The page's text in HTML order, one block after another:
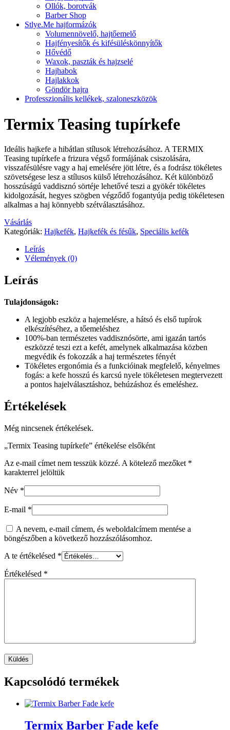
Ollók, borotvák
Barber Shop
Stlye.Me hajformázók
Volumennövelő, hajtőemelő
Hajfényesítők és kifésüléskönnyítők
Hővédő
Waxok, paszták és hajzselé
Hajhabok
Hajlakkok
Göndör hajra
Professzionális kellékek, szaloneszközök
Termix Teasing tupírkefe
Ideális hajkefe a hibátlan stílusok létrehozásához. A TERMIX
Teasing tupírkefe a frizura végső formájának csiszolására,
visszafésülésre vagy a haj emelésére jött létre, és a fodrász tökéletes
szövetségese lesz a stílusos külső létrehozásához. Két különböző
hosszúságú vaddisznó sörtéje lehetővé teszi a gyökér tökéletes
kidolgozását, hegyes szögben végződő fogantyúja pedig tökéletesen
alkalmas a haj könnyebb szétválasztásához.
Vásárlás
Kategóriák: Hajkefék, Hajkefék és fésűk, Speciális kefék
Leírás
Vélemények (0)
Leírás
Tulajdonságok:
A legjobb eszköz a hajemelésre, a hátsó és első tupírok
elkészítéséhez, a tőemeléshez
100%-ban természetes vaddisznósörte, ami igazán tartós
eszközzé teszi ezt a kefét, amelynek alkalmazása közben
megvédik és fokozzák a haj természetes fényét
Tökéletes ergonómia és a funkcióinak megfelelő, kényelmes
fogás: a kefe hosszú és karcsú nyele tökéletesen megtervezett
a pontos hajelválasztáshoz, behúzáshoz és emeléshez.
Értékelések
Még nincsenek értékelések.
„Termix Teasing tupírkefe” értékelése elsőként
Az e-mail címet nem tesszük közzé. A kötelező mezőket *
karakterrel jelöltük
Név *
E-mail *
A nevem, e-mail címem, és weboldalcímem mentése a
böngészőben a következő hozzászólásomhoz.
A te értékelésed *
Értékelésed *
Kapcsolódó termékek
Termix Barber Fade kefe